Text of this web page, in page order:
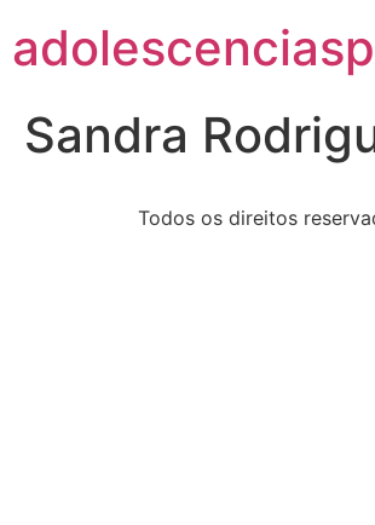
Sandra
Todos os direitos